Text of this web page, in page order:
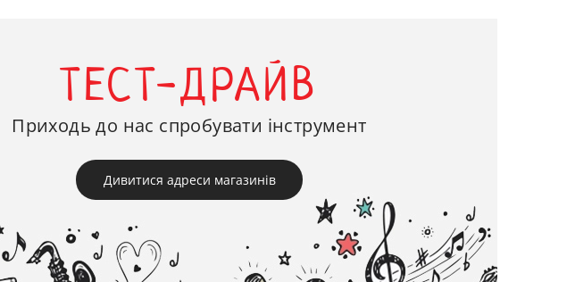
ТЕСТ-ДРАЙВ
Приходь до нас спробувати інструмент
Дивитися адреси магазинів